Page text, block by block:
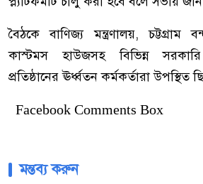
বৈঠকে বাণিজ্য মন্ত্রণালয়, চট্টগ্রাম
কাস্টমস হাউজসহ বিভিন্ন সরকারি
প্রতিষ্ঠানের ঊর্ধ্বতন কর্মকর্তারা উপস্থিত
Facebook Comments Box
মন্তব্য করুন